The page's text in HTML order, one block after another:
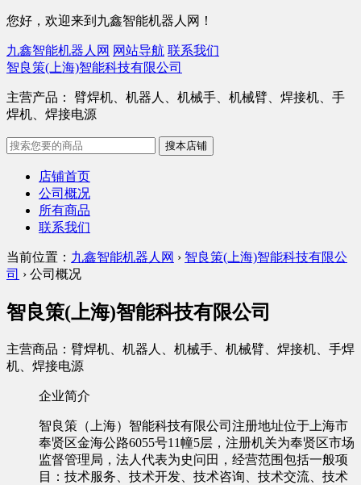
您好，欢迎来到九鑫智能机器人网！
九鑫智能机器人网 网站导航 联系我们
智良策(上海)智能科技有限公司
主营产品： 臂焊机、机器人、机械手、机械臂、焊接机、手
焊机、焊接电源
店铺首页
公司概况
所有商品
联系我们
当前位置： 九鑫智能机器人网 › 智良策(上海)智能科技有限公
司 › 公司概况
智良策(上海)智能科技有限公司
主营商品：臂焊机、机器人、机械手、机械臂、焊接机、手焊
机、焊接电源
企业简介
智良策（上海）智能科技有限公司注册地址位于上海市
奉贤区金海公路6055号11幢5层，注册机关为奉贤区市场
监督管理局，法人代表为史问田，经营范围包括一般项
目：技术服务、技术开发、技术咨询、技术交流、技术